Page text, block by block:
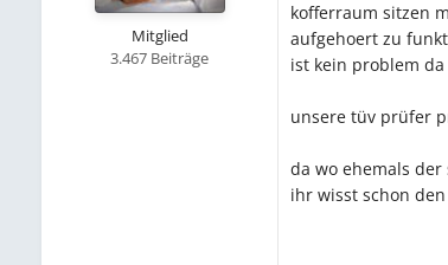
Mitglied
3.467 Beiträge
kofferraum sitzen
aufgehoert zu
ist kein problem
unsere tüv prüfer
da wo ehemals
ihr wisst schon